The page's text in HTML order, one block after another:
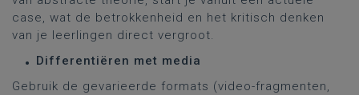
case, wat de betrokkenheid en het kritisch denken
van je leerlingen direct vergroot.
Differentiëren met media
Gebruik de gevarieerde formats (video-fragmenten,